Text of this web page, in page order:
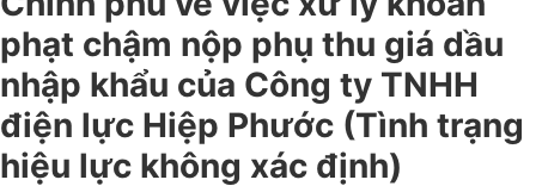
phạt chậm nộp phụ thu giá dầu
nhập khẩu của Công ty TNHH
điện lực Hiệp Phước (Tình trạng
hiệu lực không xác định)